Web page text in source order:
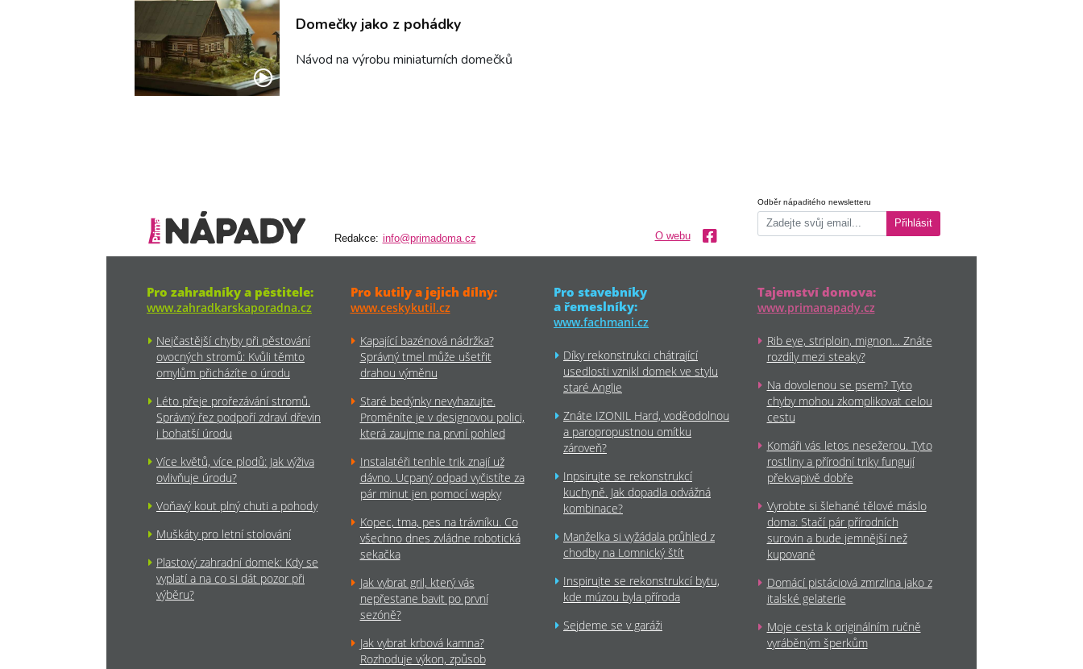
Domečky jako z pohádky
Návod na výrobu miniaturních domečků
Redakce: info@primadoma.cz O webu
Odběr nápaditého newsletteru
Přihlásit
Pro zahradníky a pěstitele:
www.zahradkarskaporadna.cz
Nejčastější chyby při pěstování
ovocných stromů: Kvůli těmto
omylům přicházíte o úrodu
Léto přeje prořezávání stromů.
Správný řez podpoří zdraví dřevin
i bohatší úrodu
Více květů, více plodů: Jak výživa
ovlivňuje úrodu?
Voňavý kout plný chuti a pohody
Muškáty pro letní stolování
Plastový zahradní domek: Kdy se
vyplatí a na co si dát pozor při
výběru?
Pro kutily a jejich dílny:
www.ceskykutil.cz
Kapající bazénová nádržka?
Správný tmel může ušetřit
drahou výměnu
Staré bedýnky nevyhazujte.
Proměníte je v designovou polici,
která zaujme na první pohled
Instalatéři tenhle trik znají už
dávno. Ucpaný odpad vyčistíte za
pár minut jen pomocí wapky
Kopec, tma, pes na trávníku. Co
všechno dnes zvládne robotická
sekačka
Jak vybrat gril, který vás
nepřestane bavit po první
sezóně?
Jak vybrat krbová kamna?
Rozhoduje výkon, způsob
Pro stavebníky
a řemeslníky:
www.fachmani.cz
Díky rekonstrukci chátrající
usedlosti vznikl domek ve stylu
staré Anglie
Znáte IZONIL Hard, voděodolnou
a paropropustnou omítku
zároveň?
Inpsirujte se rekonstrukcí
kuchyně. Jak dopadla odvážná
kombinace?
Manželka si vyžádala průhled z
chodby na Lomnický štít
Inspirujte se rekonstrukcí bytu,
kde múzou byla příroda
Sejdeme se v garáži
Tajemství domova:
www.primanapady.cz
Rib eye, striploin, mignon… Znáte
rozdíly mezi steaky?
Na dovolenou se psem? Tyto
chyby mohou zkomplikovat celou
cestu
Komáři vás letos nesežerou. Tyto
rostliny a přírodní triky fungují
překvapivě dobře
Vyrobte si šlehané tělové máslo
doma: Stačí pár přírodních
surovin a bude jemnější než
kupované
Domácí pistáciová zmrzlina jako z
italské gelaterie
Moje cesta k originálním ručně
vyráběným šperkům